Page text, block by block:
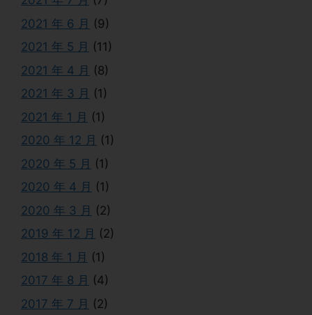
2021 年 6 月 (9)
2021 年 5 月 (11)
2021 年 4 月 (8)
2021 年 3 月 (1)
2021 年 1 月 (1)
2020 年 12 月 (1)
2020 年 5 月 (1)
2020 年 4 月 (1)
2020 年 3 月 (2)
2019 年 12 月 (2)
2018 年 1 月 (1)
2017 年 8 月 (4)
2017 年 7 月 (2)